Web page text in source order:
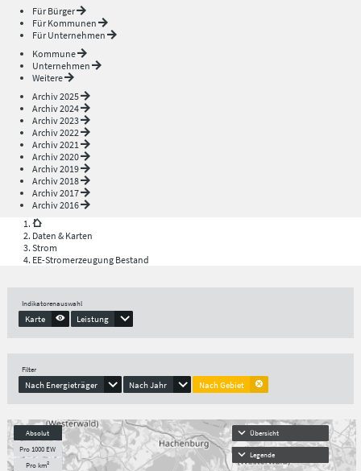
Für Bürger
Für Kommunen
Für Unternehmen
Kommune
Unternehmen
Weitere
Archiv 2025
Archiv 2024
Archiv 2023
Archiv 2022
Archiv 2021
Archiv 2020
Archiv 2019
Archiv 2018
Archiv 2017
Archiv 2016
Daten & Karten
Strom
EE-Stromerzeugung Bestand
Indikatorenauswahl
Karte Leistung
Filter
Nach Energieträger Nach Jahr Nach Gebiet
Absolut
Pro 1000 EW
Pro km²
Übersicht
Legende